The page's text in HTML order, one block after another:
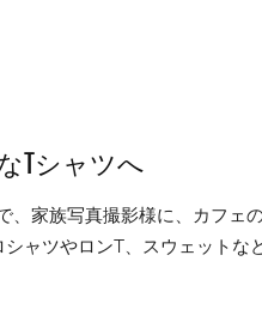
Tシャツへ
、家族写真撮影様に、カフ
ャツやロンT、スウェット